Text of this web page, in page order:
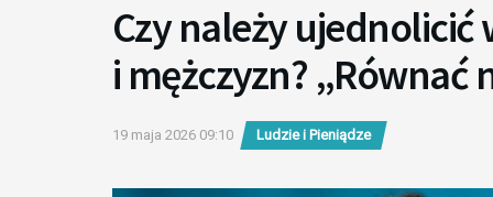
Czy należy
i mężczyzn? „Równać
19 maja 2026 09:10 Ludzie i Pieniądze